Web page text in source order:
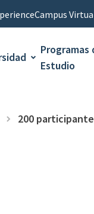
Campus
Programas
Estudio
200 participantes en seminario de